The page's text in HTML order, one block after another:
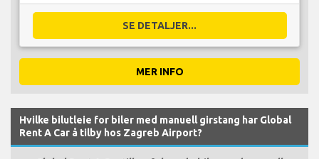
SE DETALJER...
MER INFO
Hvilke bilutleie for biler med manuell girstang har Global
Rent A Car å tilby hos Zagreb Airport?